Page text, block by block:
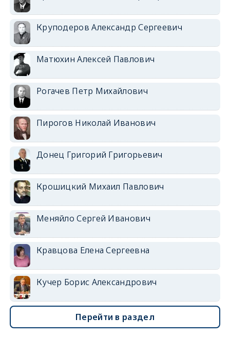
Круподеров Александр Сергеевич
Матюхин Алексей Павлович
Рогачев Петр Михайлович
Пирогов Николай Иванович
Донец Григорий Григорьевич
Крошицкий Михаил Павлович
Меняйло Сергей Иванович
Кравцова Елена Сергеевна
Кучер Борис Александрович
Перейти в раздел